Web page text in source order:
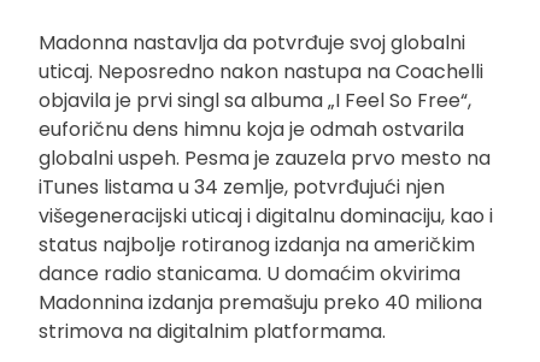
Madonna nastavlja da potvrđuje svoj globalni
uticaj. Neposredno nakon nastupa na Coachelli
objavila je prvi singl sa albuma „I Feel So Free“,
euforičnu dens himnu koja je odmah ostvarila
globalni uspeh. Pesma je zauzela prvo mesto na
iTunes listama u 34 zemlje, potvrđujući njen
višegeneracijski uticaj i digitalnu dominaciju, kao i
status najbolje rotiranog izdanja na američkim
dance radio stanicama. U domaćim okvirima
Madonnina izdanja premašuju preko 40 miliona
strimova na digitalnim platformama.